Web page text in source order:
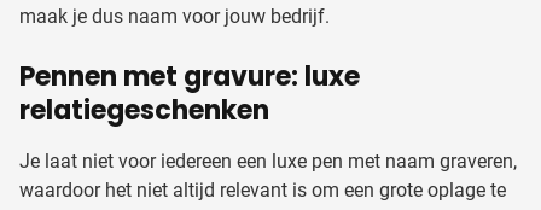
maak je dus naam voor jouw bedrijf.
Pennen met gravure: luxe
relatiegeschenken
Je laat niet voor iedereen een luxe pen met naam graveren,
waardoor het niet altijd relevant is om een grote oplage te